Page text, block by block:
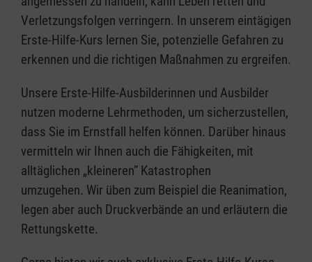
Verletzungsfolgen verringern. In unserem eintägigen
Erste-Hilfe-Kurs lernen Sie, potenzielle Gefahren zu
erkennen und die richtigen Maßnahmen zu ergreifen.
Unsere Erste-Hilfe-Ausbilderinnen und Ausbilder
nutzen moderne Lehrmethoden, um sicherzustellen,
dass Sie im Ernstfall helfen können. Darüber hinaus
vermitteln wir Ihnen auch die Fähigkeiten, mit
alltäglichen „kleineren” Katastrophen
umzugehen. Wir üben zum Beispiel die Reanimation,
legen aber auch Druckverbände an und erläutern die
Rettungskette.